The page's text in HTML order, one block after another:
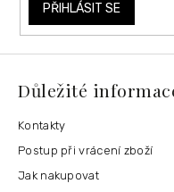
PŘIHLÁSIT SE
Důležité
Kontakty
Postup při vrácení zboží
Jak nakupovat